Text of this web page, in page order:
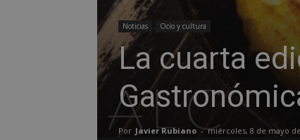
Noticias Ocio y cultura
La cuarta
Por Javier Rubiano - miércoles, 8 de mayo